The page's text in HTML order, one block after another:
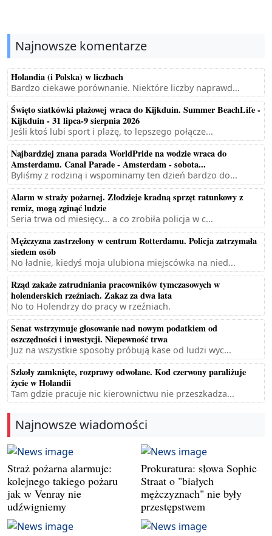
Najnowsze komentarze
Holandia (i Polska) w liczbach
Bardzo ciekawe porównanie. Niektóre liczby naprawd...
Święto siatkówki plażowej wraca do Kijkduin. Summer BeachLife -
Kijkduin - 31 lipca-9 sierpnia 2026
Jeśli ktoś lubi sport i plażę, to lepszego połącze...
Najbardziej znana parada WorldPride na wodzie wraca do
Amsterdamu. Canal Parade - Amsterdam - sobota...
Byliśmy z rodziną i wspominamy ten dzień bardzo do...
Alarm w straży pożarnej. Złodzieje kradną sprzęt ratunkowy z
remiz, mogą zginąć ludzie
Seria trwa od miesięcy... a co zrobiła policja w c...
Mężczyzna zastrzelony w centrum Rotterdamu. Policja zatrzymała
siedem osób
No ładnie, kiedyś moja ulubiona miejscówka na nied...
Rząd zakaże zatrudniania pracowników tymczasowych w
holenderskich rzeźniach. Zakaz za dwa lata
No to Holendrzy do pracy w rzeźniach.
Senat wstrzymuje głosowanie nad nowym podatkiem od
oszczędności i inwestycji. Niepewność trwa
Już na wszystkie sposoby próbują kase od ludzi wyc...
Szkoły zamknięte, rozprawy odwołane. Kod czerwony paraliżuje
życie w Holandii
Tam gdzie pracuje nic kierownictwu nie przeszkadza...
Najnowsze wiadomości
Straż pożarna alarmuje:
kolejnego takiego pożaru
jak w Venray nie
udźwigniemy
Prokuratura: słowa Sophie
Straat o "białych
mężczyznach" nie były
przestępstwem